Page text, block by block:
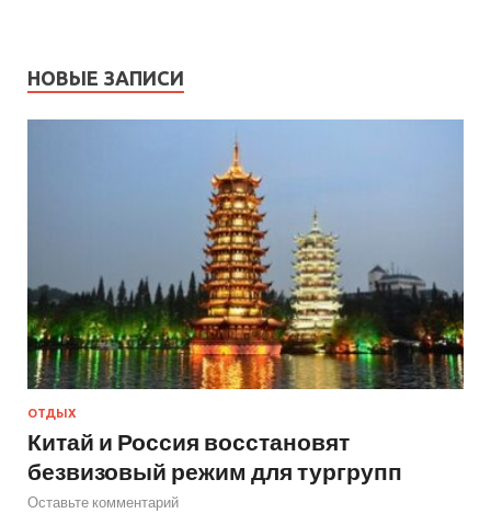
НОВЫЕ ЗАПИСИ
ОТДЫХ
Китай и Россия восстановят
безвизовый режим для тургрупп
Оставьте комментарий